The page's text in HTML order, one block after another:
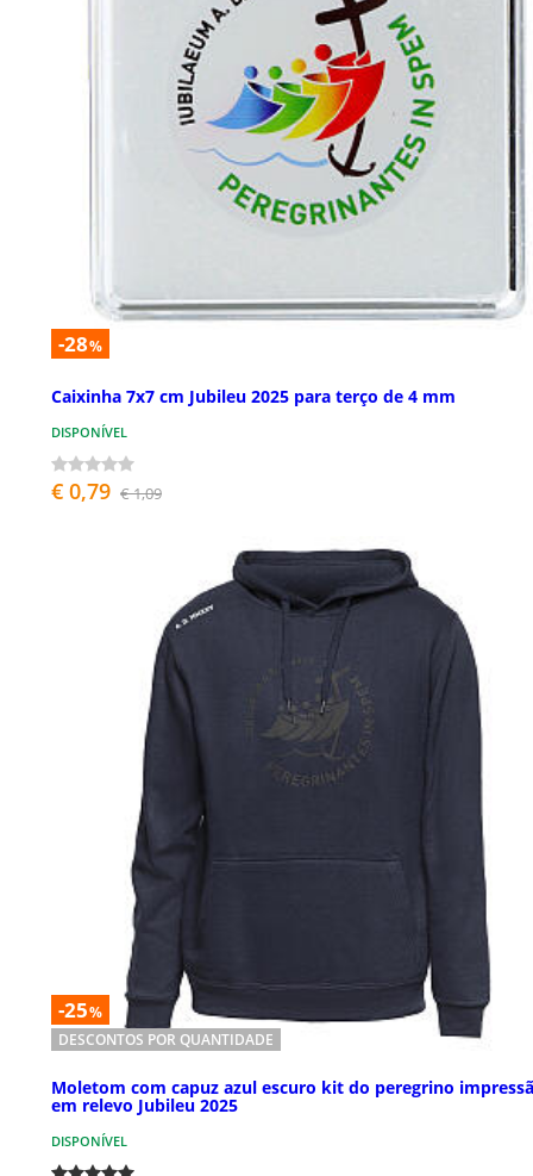
-28%
Caixinha 7x7 cm Jubileu 2025 para terço de 4 mm
DISPONÍVEL
€ 0,79 € 1,09
-25%
DESCONTOS POR QUANTIDADE
Moletom com capuz azul escuro kit do peregrino
em relevo Jubileu 2025
DISPONÍVEL